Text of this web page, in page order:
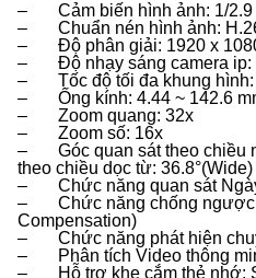
– Cảm biến hình ảnh: 1/2.9
– Chuẩn nén hình ảnh:
– Độ phân giải: 1920 x
– Độ nhạy sáng camera ip:
– Tốc độ tối đa khung hình:
– Ống kính: 4.44 ~ 142.6
– Zoom quang: 32x
– Zoom số: 16x
– Góc quan sát theo chiều
theo chiều dọc từ: 36.8°(Wide)
– Chức năng quan sát
– Chức năng chống ngược
Compensation)
– Chức năng phát hiện
– Phân tích Video thông
– Hỗ trợ khe cắm thẻ nhớ: